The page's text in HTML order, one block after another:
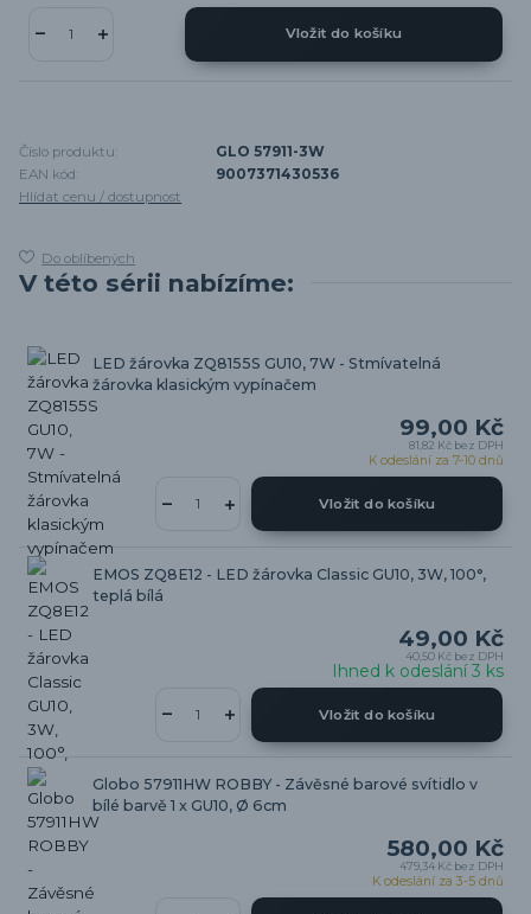
Vložit do košíku
Číslo produktu:
GLO 57911-3W
EAN kód:
9007371430536
Hlídat cenu / dostupnost
Do oblíbených
V této sérii nabízíme:
LED žárovka ZQ8155S GU10, 7W - Stmívatelná
žárovka klasickým vypínačem
99,00 Kč
81,82 Kč bez DPH
K odeslání za 7-10 dnů
Vložit do košíku
EMOS ZQ8E12 - LED žárovka Classic GU10, 3W, 100°,
teplá bílá
49,00 Kč
40,50 Kč bez DPH
Ihned k odeslání 3 ks
Vložit do košíku
Globo 57911HW ROBBY - Závěsné barové svítidlo v
bílé barvě 1 x GU10, Ø 6cm
580,00 Kč
479,34 Kč bez DPH
K odeslání za 3-5 dnů